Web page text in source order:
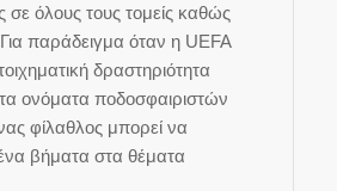
όλους τους τομείς καθώς
παράδειγμα όταν η UEFA
δραστηριότητα
ονόματα ποδοσφαιριστών
φίλαθλος μπορεί να
βήματα στα θέματα